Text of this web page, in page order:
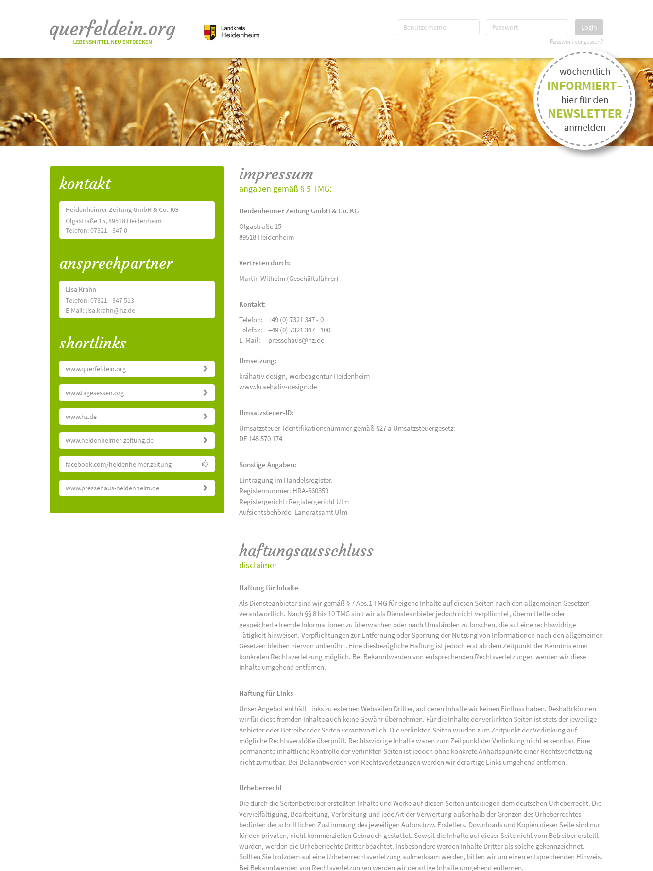
Login
Passwort vergessen?
kontakt
Heidenheimer Zeitung GmbH & Co. KG
Olgastraße 15, 89518 Heidenheim
Telefon: 07321 - 347 0
ansprechpartner
Lisa Krahn
Telefon: 07321 - 347 513
E-Mail: lisa.krahn@hz.de
shortlinks
www.querfeldein.org
www.tagesessen.org
www.hz.de
www.heidenheimer-zeitung.de
facebook.com/heidenheimer.zeitung
www.pressehaus-heidenheim.de
impressum
angaben gemäß § 5 TMG:
Heidenheimer Zeitung GmbH & Co. KG
Olgastraße 15
89518 Heidenheim
Vertreten durch:
Martin Wilhelm (Geschäftsführer)
Kontakt:
Telefon:
+49 (0) 7321 347 - 0
Telefax:
+49 (0) 7321 347 - 100
E-Mail:
pressehaus@hz.de
Umsetzung:
krähativ design, Werbeagentur Heidenheim
www.kraehativ-design.de
Umsatzsteuer-ID:
Umsatzsteuer-Identifikationsnummer gemäß §27 a Umsatzsteuergesetz:
DE 145 570 174
Sonstige Angaben:
Eintragung im Handelsregister.
Registernummer: HRA-660359
Registergericht: Registergericht Ulm
Aufsichtsbehörde: Landratsamt Ulm
haftungsausschluss
disclaimer
Haftung für Inhalte
Als Diensteanbieter sind wir gemäß § 7 Abs.1 TMG für eigene Inhalte auf diesen Seiten nach den allgemeinen Gesetzen
verantwortlich. Nach §§ 8 bis 10 TMG sind wir als Diensteanbieter jedoch nicht verpflichtet, übermittelte oder
gespeicherte fremde Informationen zu überwachen oder nach Umständen zu forschen, die auf eine rechtswidrige
Tätigkeit hinweisen. Verpflichtungen zur Entfernung oder Sperrung der Nutzung von Informationen nach den allgemeinen
Gesetzen bleiben hiervon unberührt. Eine diesbezügliche Haftung ist jedoch erst ab dem Zeitpunkt der Kenntnis einer
konkreten Rechtsverletzung möglich. Bei Bekanntwerden von entsprechenden Rechtsverletzungen werden wir diese
Inhalte umgehend entfernen.
Haftung für Links
Unser Angebot enthält Links zu externen Webseiten Dritter, auf deren Inhalte wir keinen Einfluss haben. Deshalb können
wir für diese fremden Inhalte auch keine Gewähr übernehmen. Für die Inhalte der verlinkten Seiten ist stets der jeweilige
Anbieter oder Betreiber der Seiten verantwortlich. Die verlinkten Seiten wurden zum Zeitpunkt der Verlinkung auf
mögliche Rechtsverstöße überprüft. Rechtswidrige Inhalte waren zum Zeitpunkt der Verlinkung nicht erkennbar. Eine
permanente inhaltliche Kontrolle der verlinkten Seiten ist jedoch ohne konkrete Anhaltspunkte einer Rechtsverletzung
nicht zumutbar. Bei Bekanntwerden von Rechtsverletzungen werden wir derartige Links umgehend entfernen.
Urheberrecht
Die durch die Seitenbetreiber erstellten Inhalte und Werke auf diesen Seiten unterliegen dem deutschen Urheberrecht. Die
Vervielfältigung, Bearbeitung, Verbreitung und jede Art der Verwertung außerhalb der Grenzen des Urheberrechtes
bedürfen der schriftlichen Zustimmung des jeweiligen Autors bzw. Erstellers. Downloads und Kopien dieser Seite sind nur
für den privaten, nicht kommerziellen Gebrauch gestattet. Soweit die Inhalte auf dieser Seite nicht vom Betreiber erstellt
wurden, werden die Urheberrechte Dritter beachtet. Insbesondere werden Inhalte Dritter als solche gekennzeichnet.
Sollten Sie trotzdem auf eine Urheberrechtsverletzung aufmerksam werden, bitten wir um einen entsprechenden Hinweis.
Bei Bekanntwerden von Rechtsverletzungen werden wir derartige Inhalte umgehend entfernen.